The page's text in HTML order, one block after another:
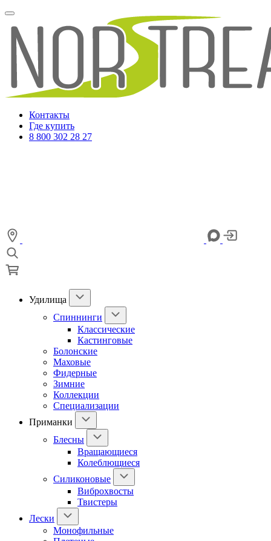
Контакты
Где купить
8 800 302 28 27
Удилища
Спиннинги
Классические
Кастинговые
Болонские
Маховые
Фидерные
Зимние
Коллекции
Специализации
Приманки
Блесны
Вращающиеся
Колеблющиеся
Силиконовые
Виброхвосты
Твистеры
Лески
Монофильные